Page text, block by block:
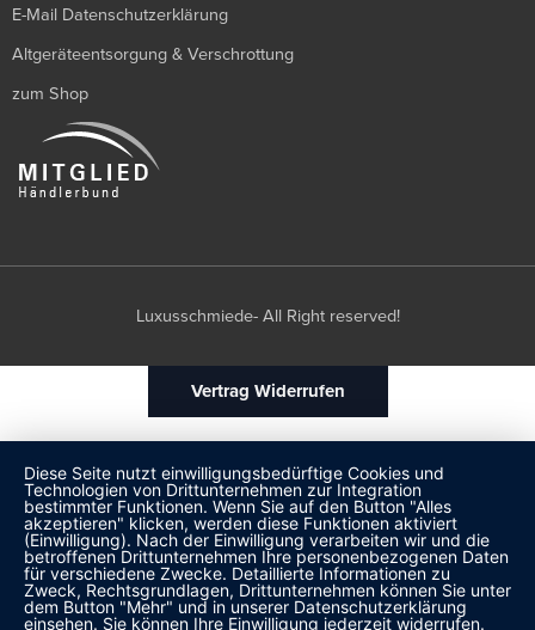
E-Mail Datenschutzerklärung
Altgeräteentsorgung & Verschrottung
zum Shop
Luxusschmiede- All Right reserved!
Vertrag Widerrufen
Diese Seite nutzt einwilligungsbedürftige Cookies und
Technologien von Drittunternehmen zur Integration
bestimmter Funktionen. Wenn Sie auf den Button "Alles
akzeptieren" klicken, werden diese Funktionen aktiviert
(Einwilligung). Nach der Einwilligung verarbeiten wir und die
betroffenen Drittunternehmen Ihre personenbezogenen Daten
für verschiedene Zwecke. Detaillierte Informationen zu
Zweck, Rechtsgrundlagen, Drittunternehmen können Sie unter
dem Button "Mehr" und in unserer Datenschutzerklärung
einsehen. Sie können Ihre Einwilligung jederzeit widerrufen.